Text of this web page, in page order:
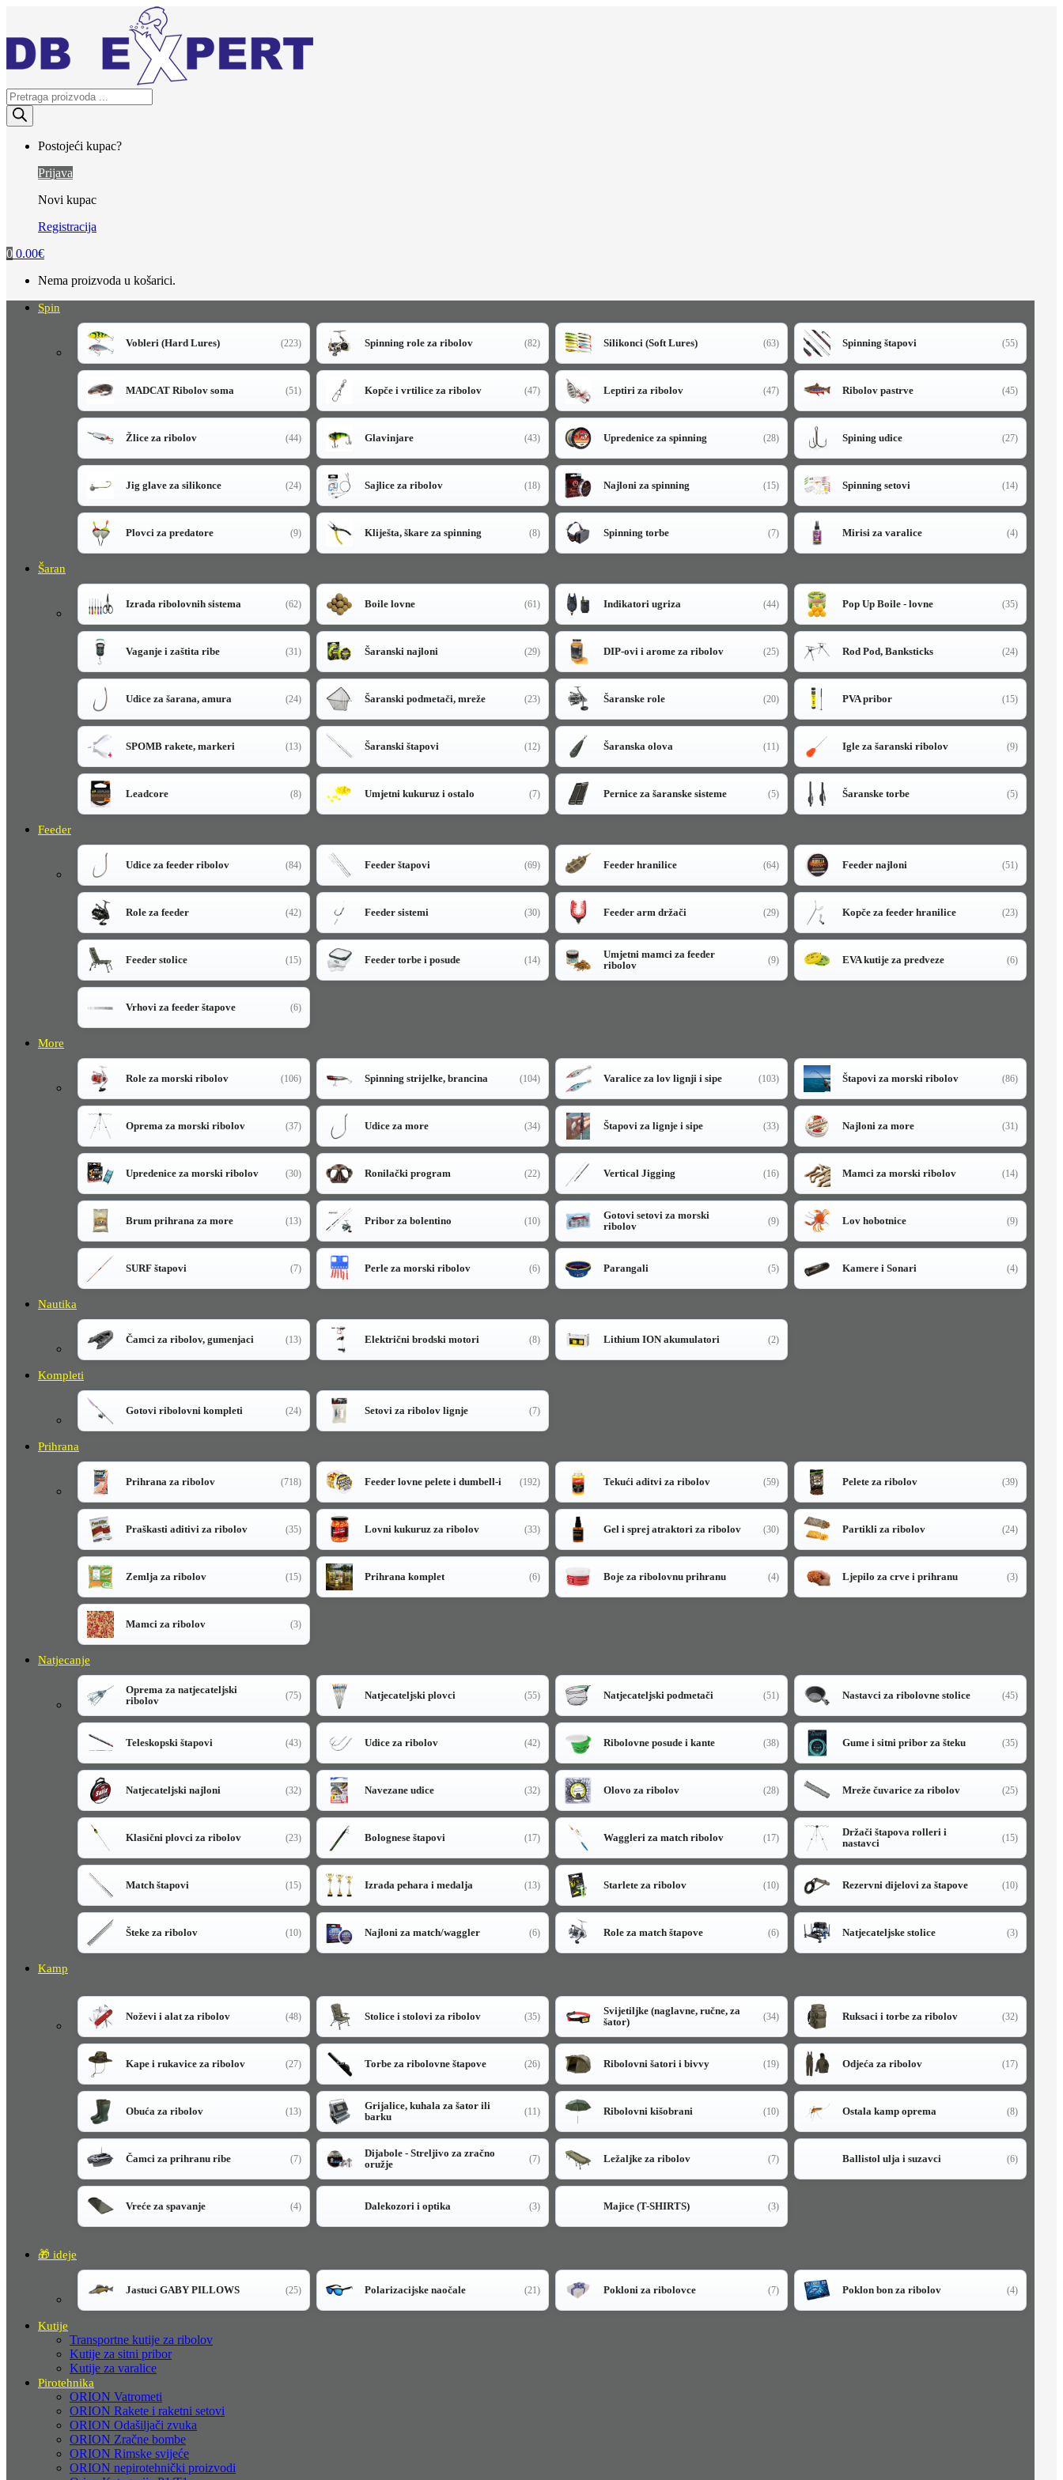
navigation
content
Products
search
Postojeći kupac?
Prijava
Novi kupac
Registracija
0 0.00€
Nema proizvoda u košarici.
Spin
Vobleri (Hard Lures) (223) Spinning role za ribolov (82) Silikonci (Soft Lures) (63) Spinning štapovi (55)
MADCAT Ribolov soma (51) Kopče i vrtilice za ribolov (47) Leptiri za ribolov (47) Ribolov pastrve (45)
Žlice za ribolov (44) Glavinjare (43) Upredenice za spinning (28) Spining udice (27)
Jig glave za silikonce (24) Sajlice za ribolov (18) Najloni za spinning (15) Spinning setovi (14)
Plovci za predatore (9) Kliješta, škare za spinning (8) Spinning torbe (7) Mirisi za varalice (4)
Šaran
Izrada ribolovnih sistema (62) Boile lovne (61) Indikatori ugriza (44) Pop Up Boile - lovne (35)
Vaganje i zaštita ribe (31) Šaranski najloni (29) DIP-ovi i arome za ribolov (25) Rod Pod, Banksticks (24)
Udice za šarana, amura (24) Šaranski podmetači, mreže (23) Šaranske role (20) PVA pribor (15)
SPOMB rakete, markeri (13) Šaranski štapovi (12) Šaranska olova (11) Igle za šaranski ribolov (9)
Leadcore (8) Umjetni kukuruz i ostalo (7) Pernice za šaranske sisteme (5) Šaranske torbe (5)
Feeder
Udice za feeder ribolov (84) Feeder štapovi (69) Feeder hranilice (64) Feeder najloni (51)
Role za feeder (42) Feeder sistemi (30) Feeder arm držači (29) Kopče za feeder hranilice (23)
Feeder stolice (15) Feeder torbe i posude (14)
Umjetni mamci za feeder
ribolov
(9) EVA kutije za predveze (6)
Vrhovi za feeder štapove (6)
More
Role za morski ribolov (106) Spinning strijelke, brancina (104) Varalice za lov lignji i sipe (103) Štapovi za morski ribolov (86)
Oprema za morski ribolov (37) Udice za more (34) Štapovi za lignje i sipe (33) Najloni za more (31)
Upredenice za morski ribolov (30) Ronilački program (22) Vertical Jigging (16) Mamci za morski ribolov (14)
Brum prihrana za more (13) Pribor za bolentino (10)
Gotovi setovi za morski
ribolov
(9) Lov hobotnice (9)
SURF štapovi (7) Perle za morski ribolov (6) Parangali (5) Kamere i Sonari (4)
Nautika
Čamci za ribolov, gumenjaci (13) Električni brodski motori (8) Lithium ION akumulatori (2)
Kompleti
Gotovi ribolovni kompleti (24) Setovi za ribolov lignje (7)
Prihrana
Prihrana za ribolov (718) Feeder lovne pelete i dumbell-i (192) Tekući aditvi za ribolov (59) Pelete za ribolov (39)
Praškasti aditivi za ribolov (35) Lovni kukuruz za ribolov (33) Gel i sprej atraktori za ribolov (30) Partikli za ribolov (24)
Zemlja za ribolov (15) Prihrana komplet (6) Boje za ribolovnu prihranu (4) Ljepilo za crve i prihranu (3)
Mamci za ribolov (3)
Natjecanje
Oprema za natjecateljski
ribolov
(75) Natjecateljski plovci (55) Natjecateljski podmetači (51) Nastavci za ribolovne stolice (45)
Teleskopski štapovi (43) Udice za ribolov (42) Ribolovne posude i kante (38) Gume i sitni pribor za šteku (35)
Natjecateljski najloni (32) Navezane udice (32) Olovo za ribolov (28) Mreže čuvarice za ribolov (25)
Klasični plovci za ribolov (23) Bolognese štapovi (17) Waggleri za match ribolov (17)
Držači štapova rolleri i
nastavci
(15)
Match štapovi (15) Izrada pehara i medalja (13) Starlete za ribolov (10) Rezervni dijelovi za štapove (10)
Šteke za ribolov (10) Najloni za match/waggler (6) Role za match štapove (6) Natjecateljske stolice (3)
Kamp
Noževi i alat za ribolov (48) Stolice i stolovi za ribolov (35)
Svijetiljke (naglavne, ručne, za
šator)
(34) Ruksaci i torbe za ribolov (32)
Kape i rukavice za ribolov (27) Torbe za ribolovne štapove (26) Ribolovni šatori i bivvy (19) Odjeća za ribolov (17)
Obuća za ribolov (13)
Grijalice, kuhala za šator ili
barku
(11) Ribolovni kišobrani (10) Ostala kamp oprema (8)
Čamci za prihranu ribe (7)
Dijabole - Streljivo za zračno
oružje
(7) Ležaljke za ribolov (7) Ballistol ulja i suzavci (6)
Vreće za spavanje (4) Dalekozori i optika (3) Majice (T-SHIRTS) (3)
🎁 ideje
Jastuci GABY PILLOWS (25) Polarizacijske naočale (21) Pokloni za ribolovce (7) Poklon bon za ribolov (4)
Kutije
Transportne kutije za ribolov
Kutije za sitni pribor
Kutije za varalice
Pirotehnika
ORION Vatrometi
ORION Rakete i raketni setovi
ORION Odašiljači zvuka
ORION Zračne bombe
ORION Rimske svijeće
ORION nepirotehnički proizvodi